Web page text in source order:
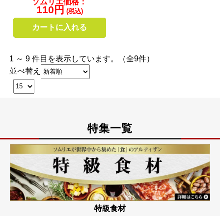
110円 (税込)
カートに入れる
1 ～ 9 件目を表示しています。（全9件）
並べ替え
特集一覧
特級食材